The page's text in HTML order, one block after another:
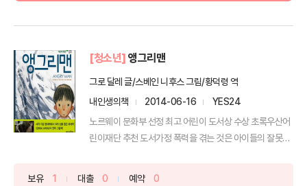
[청소년] 앵그리맨
그로 달레 글/스베인 니후스 그림/황덕령 역
내인생의책
2014-06-16
YES24
노르웨이 문화부 선정 최고 어린이 도서상 수상 초록우산어
린이재단 추천 도서가정 폭력을 겪는 것은 아이들의 잘못이
보유 1 대출 0 예약 0